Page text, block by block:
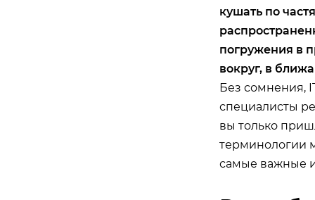
кушать по
погружения в
вокруг, в
Без сомнения,
специалисты
вы только
терминологии
самые важные